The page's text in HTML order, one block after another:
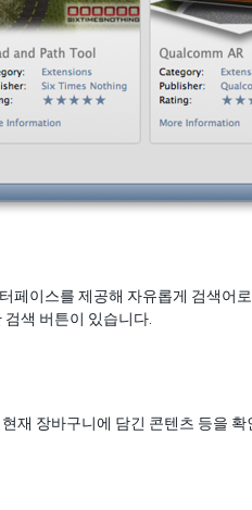
페이스를 제공해 자유롭게 검색어
색 버튼이 있습니다.
재 장바구니에 담긴 콘텐츠 등을 확